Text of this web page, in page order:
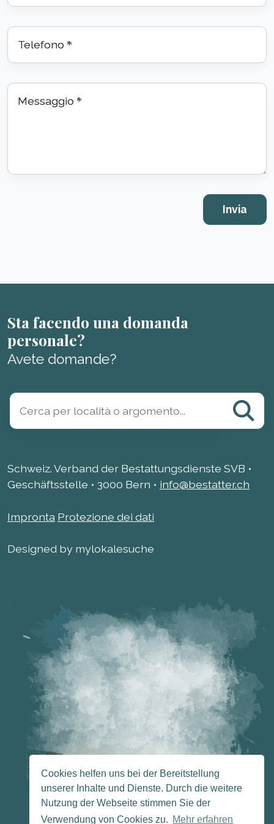
Cookies helfen uns bei der Bereitstellung
unserer Inhalte und Dienste. Durch die weitere
Nutzung der Webseite stimmen Sie der
Verwendung von Cookies zu. Mehr erfahren
Telefono *
Messaggio *
Sta facendo una domanda
personale?
Avete domande?
Schweiz. Verband der Bestattungsdienste SVB •
Geschäftsstelle • 3000 Bern • info@bestatter.ch
Impronta Protezione dei dati
Designed by mylokalesuche